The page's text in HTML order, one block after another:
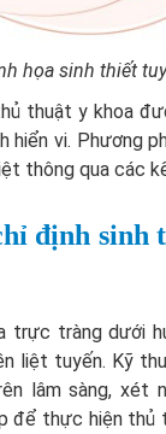
họa sinh thiết
thuật y khoa
vi. Phương
thông qua các
định
tràng dưới
liệt tuyến. Kỹ
lâm sàng, xét
để thực hiện